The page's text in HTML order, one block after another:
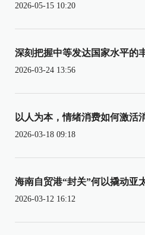
2026-05-15 10:20
深刻把握中等发达国家水平的
2026-03-24 13:56
以人为本，情绪消费如何激活
2026-03-18 09:18
海南自贸港“封关”何以撬动亚
2026-03-12 16:12